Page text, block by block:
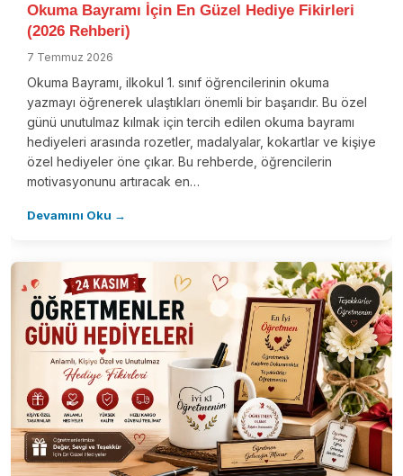
Okuma Bayramı İçin En Güzel Hediye Fikirleri
(2026 Rehberi)
7 Temmuz 2026
Okuma Bayramı, ilkokul 1. sınıf öğrencilerinin okuma
yazmayı öğrenerek ulaştıkları önemli bir başarıdır. Bu özel
günü unutulmaz kılmak için tercih edilen okuma bayramı
hediyeleri arasında rozetler, madalyalar, kokartlar ve kişiye
özel hediyeler öne çıkar. Bu rehberde, öğrencilerin
motivasyonunu artıracak en…
Devamını Oku →